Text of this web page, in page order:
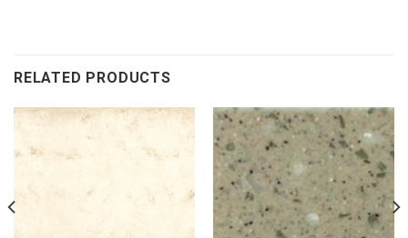
RELATED PRODUCTS